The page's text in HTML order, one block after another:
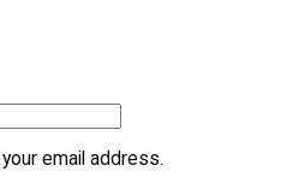
email address.